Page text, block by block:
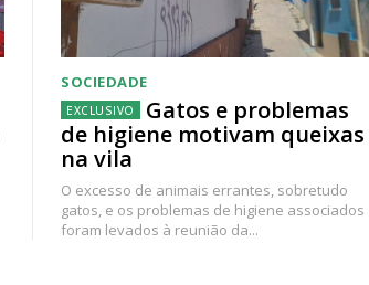
SOCIEDADE
Gatos e problemas
de higiene motivam queixas
na vila
O excesso de animais errantes, sobretudo
gatos, e os problemas de higiene associados
foram levados à reunião da...